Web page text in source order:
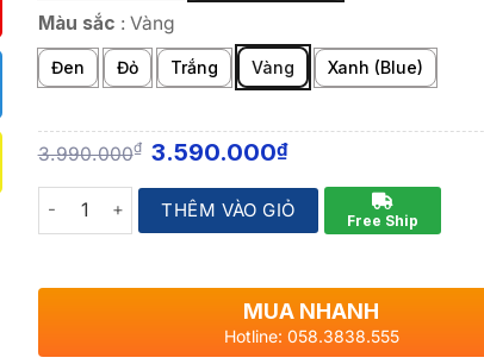
Màu sắc : Vàng
Đen Đỏ Trắng Vàng Xanh (Blue)
3.990.000₫ 3.590.000₫
Quantity THÊM VÀO GIỎ Free Ship
MUA NHANH
Hotline: 058.3838.555